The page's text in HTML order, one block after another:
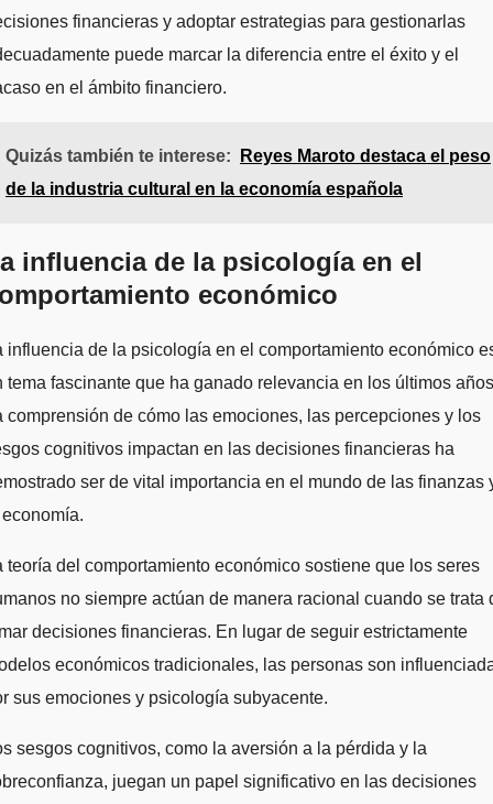
financieras y adoptar estrategias para gestionarlas
puede marcar la diferencia entre el éxito y el
en el ámbito financiero.
Quizás también te interese:
Reyes Maroto destaca el peso
de la industria cultural en la economía española
influencia de la psicología en el
económico
influencia de la psicología en el comportamiento económico
tema fascinante que ha ganado relevancia en los últimos
comprensión de cómo las emociones, las percepciones y los
cognitivos impactan en las decisiones financieras ha
ser de vital importancia en el mundo de las finanzas
teoría del comportamiento económico sostiene que los seres
no siempre actúan de manera racional cuando se trata
decisiones financieras. En lugar de seguir estrictamente
económicos tradicionales, las personas son
sus emociones y psicología subyacente.
sesgos cognitivos, como la aversión a la pérdida y la
juegan un papel significativo en las decisiones